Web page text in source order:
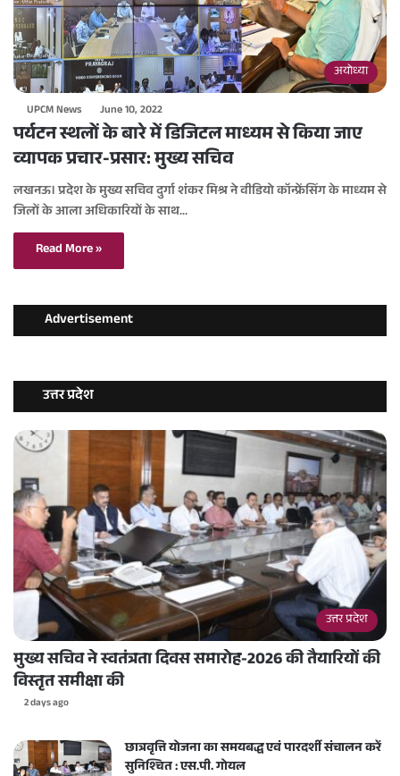
अयोध्या
UPCM News June 10, 2022
पर्यटन स्थलों के बारे में डिजिटल माध्यम से किया जाए
व्यापक प्रचार-प्रसार: मुख्य सचिव
लखनऊ। प्रदेश के मुख्य सचिव दुर्गा शंकर मिश्र ने वीडियो कॉन्फ्रेंसिंग के माध्यम से
जिलों के आला अधिकारियों के साथ…
Read More »
Advertisement
उत्तर प्रदेश
उत्तर प्रदेश
मुख्य सचिव ने स्वतंत्रता दिवस समारोह-2026 की तैयारियों की
विस्तृत समीक्षा की
2 days ago
छात्रवृत्ति योजना का समयबद्ध एवं पारदर्शी संचालन करें
सुनिश्चित : एस.पी. गोयल